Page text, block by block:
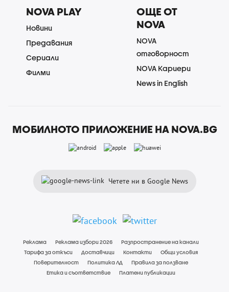
NOVA PLAY
Новини
Предавания
Сериали
Филми
ОЩЕ ОТ
NOVA
NOVA
отговорност
NOVA Кариери
News in English
МОБИЛНОТО ПРИЛОЖЕНИЕ НА NOVA.BG
Четете ни в Google News
Реклама Реклама избори 2026
Разпространение на канали
Тарифа за откъси
Доставчици Контакти
Общи условия
Поверителност
Политика ЛД
Правила за ползване
Етика и съответствие
Платени публикации